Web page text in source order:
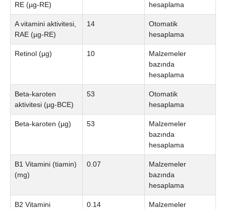
RE (µg-RE)
hesaplama
A vitamini aktivitesi,
RAE (µg-RE)
14
Otomatik
hesaplama
Retinol (µg) 10
Malzemeler
bazında
hesaplama
Beta-karoten
aktivitesi (µg-BCE)
53
Otomatik
hesaplama
Beta-karoten (µg) 53
Malzemeler
bazında
hesaplama
B1 Vitamini (tiamin)
(mg)
0.07
Malzemeler
bazında
hesaplama
B2 Vitamini
0.14
Malzemeler